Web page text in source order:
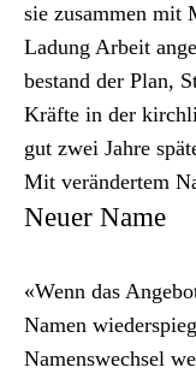
Suchen
sie zusam­men mit
Ladung Arbeit
bestand der Plan,
Kräfte in der
gut zwei Jahre
Mit verän­dertem
Neuer Name
«Wenn das
Namen
Namenswech­sel